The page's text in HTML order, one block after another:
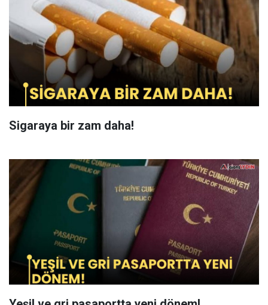
Sigaraya bir zam daha!